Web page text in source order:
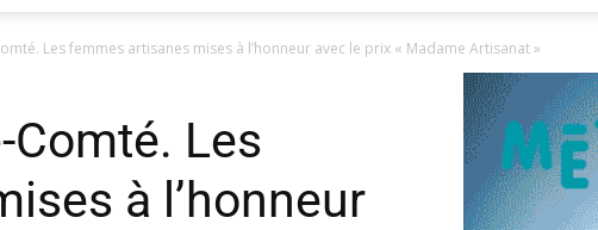
:
Les femmes artisanes mises à l’honneur avec le prix « Madame Artisanat »
Comté. Les
à l’honneur